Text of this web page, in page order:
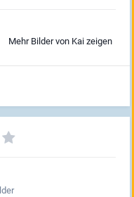
Mehr Bilder von Kai zeigen